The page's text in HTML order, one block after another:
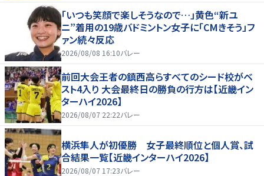
「いつも笑顔で楽しそうなので…」黄色“新ユ
ニ”着用の19歳バドミントン女子に「CMきそう」フ
ァン続々反応
2026/08/08 16:10バレー
前回大会王者の鎮西高らすべてのシード校がベ
スト4入り 大会最終日の勝負の行方は【近畿イン
ターハイ2026】
2026/08/07 22:22バレー
横浜隼人が初優勝 女子最終順位と個人賞、試
合結果一覧【近畿インターハイ2026】
2026/08/07 17:23バレー